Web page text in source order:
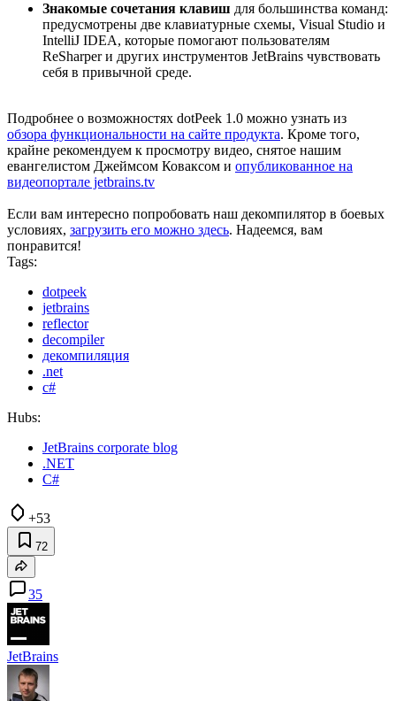
Знакомые сочетания клавиш для большинства команд:
предусмотрены две клавиатурные схемы, Visual Studio и
IntelliJ IDEA, которые помогают пользователям
ReSharper и других инструментов JetBrains чувствовать
себя в привычной среде.
Подробнее о возможностях dotPeek 1.0 можно узнать из
обзора функциональности на сайте продукта. Кроме того,
крайне рекомендуем к просмотру видео, снятое нашим
евангелистом Джеймсом Коваксом и опубликованное на
видеопортале jetbrains.tv
Если вам интересно попробовать наш декомпилятор в боевых
условиях, загрузить его можно здесь. Надеемся, вам
понравится!
Tags:
dotpeek
jetbrains
reflector
decompiler
декомпиляция
.net
c#
Hubs:
JetBrains corporate blog
.NET
C#
+53
72
35
JetBrains